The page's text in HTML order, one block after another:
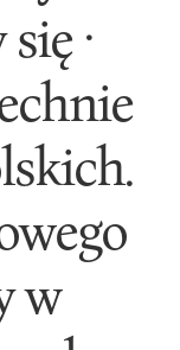
·
w